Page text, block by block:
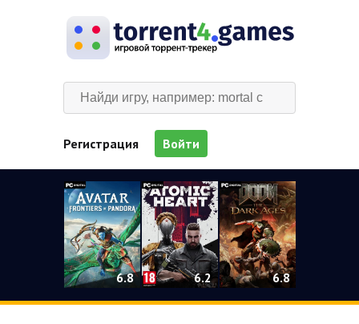
Регистрация Войти
6.8 6.2 6.8